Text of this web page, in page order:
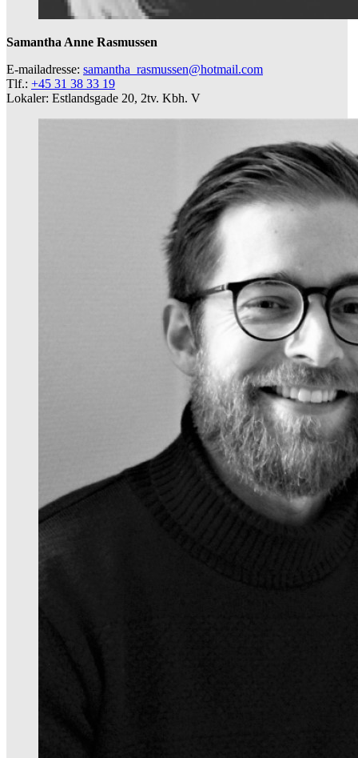
Samantha Anne Rasmussen
E-mailadresse: samantha_rasmussen@hotmail.com
Tlf.: +45 31 38 33 19
Lokaler: Estlandsgade 20, 2tv. Kbh. V